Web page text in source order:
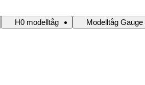
H0 modelltåg Modelltåg Gauge